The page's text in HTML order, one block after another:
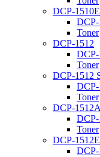
DCP-1510E
DCP-
Toner
DCP-1512
DCP-
Toner
DCP-1512
DCP-
Toner
DCP-1512A
DCP-
Toner
DCP-1512E
DCP-